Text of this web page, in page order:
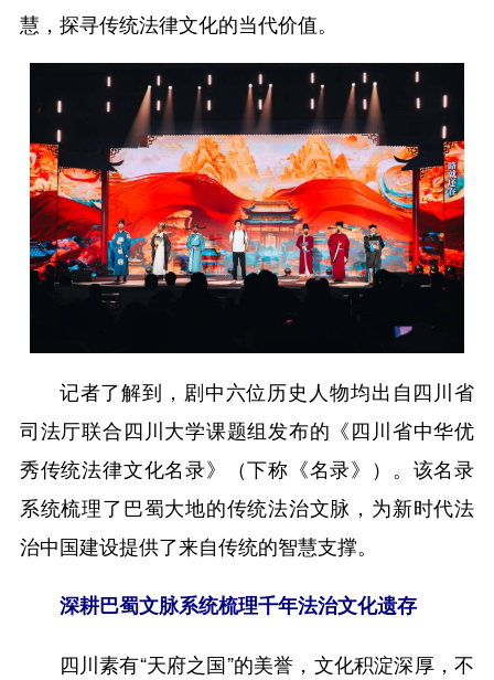
慧，探寻传统法律文化的当代价值。
记者了解到，剧中六位历史人物均出自四川省
司法厅联合四川大学课题组发布的《四川省中华优
秀传统法律文化名录》（下称《名录》）。该名录
系统梳理了巴蜀大地的传统法治文脉，为新时代法
治中国建设提供了来自传统的智慧支撑。
深耕巴蜀文脉系统梳理千年法治文化遗存
四川素有“天府之国”的美誉，文化积淀深厚，不